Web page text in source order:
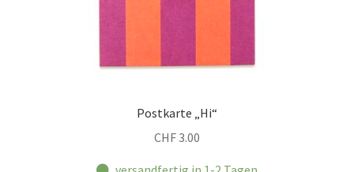
Postkarte „Hi“
CHF3.00